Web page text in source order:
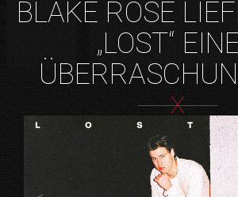
BLAKE ROSE
„LOST“
X
HOME
ARTISTS
DER AUSTRALISCHE
ROSE LIEFERT MIT